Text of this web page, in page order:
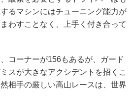
るマシンにはチューニング能力が
わすことなく、上手く付き合って
コーナーが156もあるが、ガード
スが大きなアクシデントを招くこ
相手の厳しい高山レースは、世界